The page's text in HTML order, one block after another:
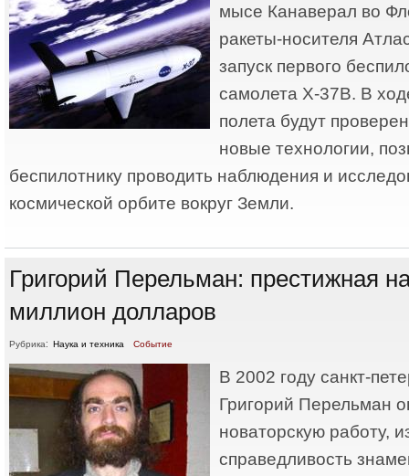
мысе Канаверал во
ракеты-носителя
запуск первого
самолета X-37B. В
полета будут
новые технологии,
беспилотнику проводить наблюдения и
космической орбите вокруг Земли.
Григорий Перельман: престижная
миллион долларов
Рубрика: Наука и техника Событие
В 2002 году санкт-
Григорий Перельман
новаторскую работу,
справедливость